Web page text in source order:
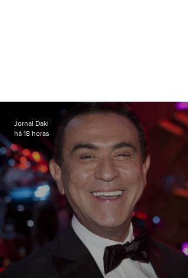
Jornal Daki
há 18 horas